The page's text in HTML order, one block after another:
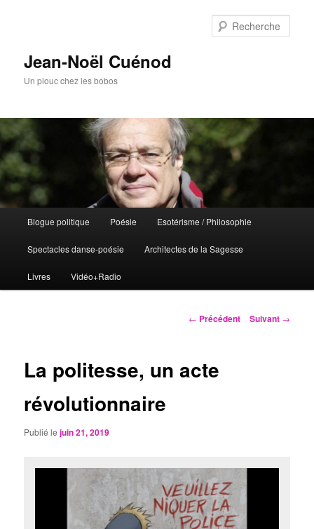
Jean-Noël Cuénod
Un plouc chez les bobos
Aller
au
contenu
Blogue politique Poésie Esotérisme / Philosophie
Spectacles danse-poésie Architectes de la Sagesse
Livres Vidéo+Radio
Navigation
← Précédent Suivant →
La politesse, un acte
révolutionnaire
Publié lejuin 21, 2019